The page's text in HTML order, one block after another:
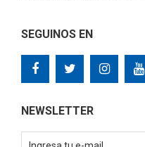
SEGUINOS EN
NEWSLETTER